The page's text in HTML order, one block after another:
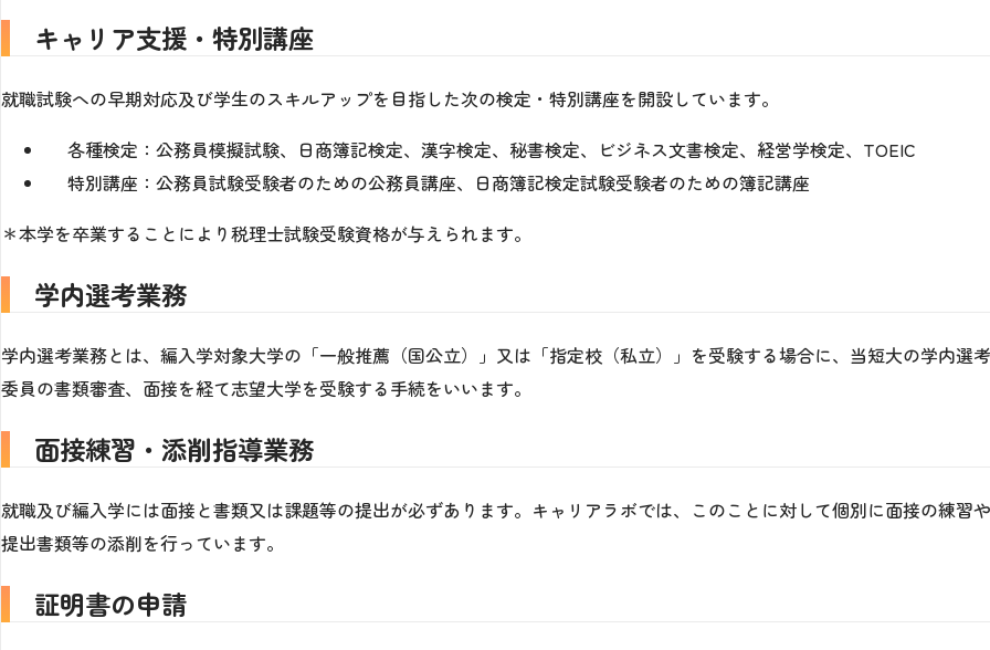
キャリア支援・特別講座
就職試験への早期対応及び学生のスキルアップを目指した次の検定・特別講座を開設しています。
各種検定：公務員模擬試験、日商簿記検定、漢字検定、秘書検定、ビジネス文書検定、経営学検定、TOEIC
特別講座：公務員試験受験者のための公務員講座、日商簿記検定試験受験者のための簿記講座
＊本学を卒業することにより税理士試験受験資格が与えられます。
学内選考業務
学内選考業務とは、編入学対象大学の「一般推薦（国公立）」又は「指定校（私立）」を受験する場合に、当短大の学内選考
委員の書類審査、面接を経て志望大学を受験する手続をいいます。
面接練習・添削指導業務
就職及び編入学には面接と書類又は課題等の提出が必ずあります。キャリアラボでは、このことに対して個別に面接の練習や
提出書類等の添削を行っています。
証明書の申請